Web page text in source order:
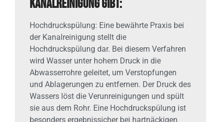
Kanalreinigung gibt:
Hochdruckspülung: Eine bewährte Praxis bei
der Kanalreinigung stellt die
Hochdruckspülung dar. Bei diesem Verfahren
wird Wasser unter hohem Druck in die
Abwasserrohre geleitet, um Verstopfungen
und Ablagerungen zu entfernen. Der Druck des
Wassers löst die Verunreinigungen und spült
sie aus dem Rohr. Eine Hochdruckspülung ist
besonders ergebnissicher bei hartnäckigen